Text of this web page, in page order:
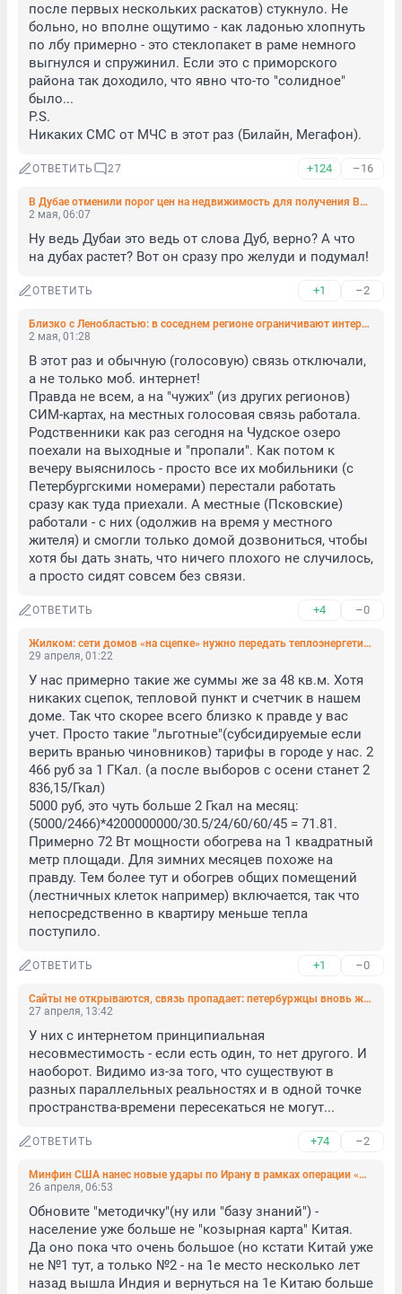
после первых нескольких раскатов) стукнуло. Не
больно, но вполне ощутимо - как ладонью хлопнуть
по лбу примерно - это стеклопакет в раме немного
выгнулся и спружинил. Если это с приморского
района так доходило, что явно что-то "солидное"
было...
P.S.
Никаких СМС от МЧС в этот раз (Билайн, Мегафон).
ОТВЕТИТЬ 27 +124 –16
В Дубае отменили порог цен на недвижимость для получения ВНЖ
2 мая, 06:07
Ну ведь Дубаи это ведь от слова Дуб, верно? А что
на дубах растет? Вот он сразу про желуди и подумал!
ОТВЕТИТЬ +1 –2
Близко с Ленобластью: в соседнем регионе ограничивают интернет
2 мая, 01:28
В этот раз и обычную (голосовую) связь отключали,
а не только моб. интернет!
Правда не всем, а на "чужих" (из других регионов)
СИМ-картах, на местных голосовая связь работала.
Родственники как раз сегодня на Чудское озеро
поехали на выходные и "пропали". Как потом к
вечеру выяснилось - просто все их мобильники (с
Петербургскими номерами) перестали работать
сразу как туда приехали. А местные (Псковские)
работали - с них (одолжив на время у местного
жителя) и смогли только домой дозвониться, чтобы
хотя бы дать знать, что ничего плохого не случилось,
а просто сидят совсем без связи.
ОТВЕТИТЬ +4 –0
Жилком: сети домов «на сцепке» нужно передать теплоэнергетикам. 40% нарушений там
29 апреля, 01:22
У нас примерно такие же суммы же за 48 кв.м. Хотя
никаких сцепок, тепловой пункт и счетчик в нашем
доме. Так что скорее всего близко к правде у вас
учет. Просто такие "льготные"(субсидируемые если
верить вранью чиновников) тарифы в городе у нас. 2
466 руб за 1 ГКал. (а после выборов с осени станет 2
836,15/Гкал)
5000 руб, это чуть больше 2 Гкал на месяц:
(5000/2466)*4200000000/30.5/24/60/60/45 = 71.81.
Примерно 72 Вт мощности обогрева на 1 квадратный
метр площади. Для зимних месяцев похоже на
правду. Тем более тут и обогрев общих помещений
(лестничных клеток например) включается, так что
непосредственно в квартиру меньше тепла
поступило.
ОТВЕТИТЬ +1 –0
Сайты не открываются, связь пропадает: петербуржцы вновь жалуются на мобильный интернет
27 апреля, 13:42
У них с интернетом принципиальная
несовместимость - если есть один, то нет другого. И
наоборот. Видимо из-за того, что существуют в
разных параллельных реальностях и в одной точке
пространства-времени пересекаться не могут...
ОТВЕТИТЬ +74 –2
Минфин США нанес новые удары по Ирану в рамках операции «Экономическая ярость»
26 апреля, 06:53
Обновите "методичку"(ну или "базу знаний") -
население уже больше не "козырная карта" Китая.
Да оно пока что очень большое (но кстати Китай уже
не №1 тут, а только №2 - на 1е место несколько лет
назад вышла Индия и вернуться на 1е Китаю больше